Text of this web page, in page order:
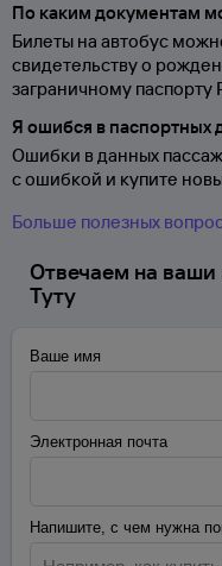
По каким документам
Билеты на автобус
свидетельству о
заграничному паспорту
Я ошибся в паспортных
Ошибки в данных
с ошибкой и купите
Больше полезных
Отвечаем на ваши
Туту
Ваше имя
Электронная почта
Напишите, с чем нужна